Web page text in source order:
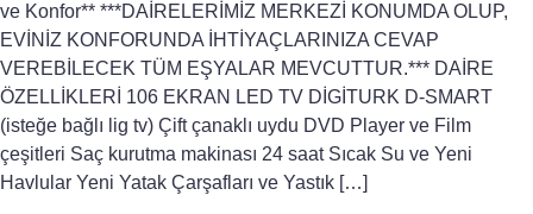
ve Konfor** ***DAİRELERİMİZ MERKEZİ KONUMDA OLUP,
EVİNİZ KONFORUNDA İHTİYAÇLARINIZA CEVAP
VEREBİLECEK TÜM EŞYALAR MEVCUTTUR.*** DAİRE
ÖZELLİKLERİ 106 EKRAN LED TV DİGİTURK D-SMART
(isteğe bağlı lig tv) Çift çanaklı uydu DVD Player ve Film
çeşitleri Saç kurutma makinası 24 saat Sıcak Su ve Yeni
Havlular Yeni Yatak Çarşafları ve Yastık […]